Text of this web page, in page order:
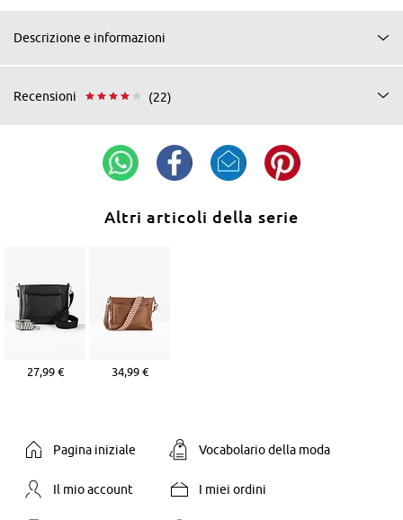
Descrizione e informazioni
Recensioni (22)
Altri articoli della serie
27,99 € 34,99 €
Pagina iniziale Vocabolario della moda
Il mio account I miei ordini